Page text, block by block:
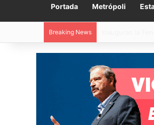
Portada Metrópoli
Breaking News